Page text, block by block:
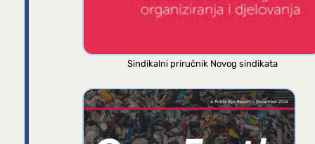
Sindikalni priručnik Novog sindikata